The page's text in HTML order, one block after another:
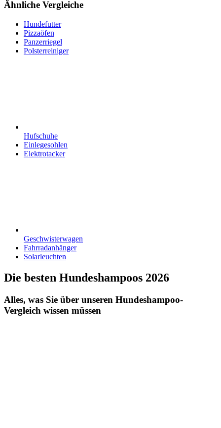
Ähnliche Vergleiche
Hundefutter
Pizzaöfen
Panzerriegel
Polsterreiniger
Hufschuhe
Einlegesohlen
Elektrotacker
Geschwisterwagen
Fahrradanhänger
Solarleuchten
Die besten Hundeshampoos 2026
Alles, was Sie über unseren Hundeshampoo-
Vergleich wissen müssen